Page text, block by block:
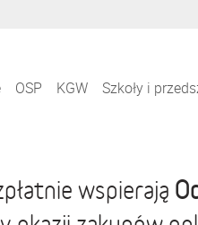
OSP KGW Szkoły i
wspierają